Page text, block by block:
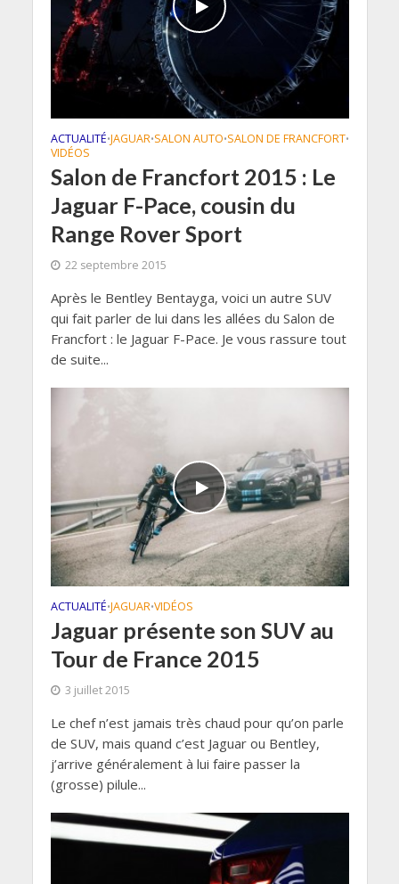
ACTUALITÉ•JAGUAR•SALON AUTO•SALON DE FRANCFORT•
VIDÉOS
Salon de Francfort 2015 : Le
Jaguar F-Pace, cousin du
Range Rover Sport
22 septembre 2015
Après le Bentley Bentayga, voici un autre SUV
qui fait parler de lui dans les allées du Salon de
Francfort : le Jaguar F-Pace. Je vous rassure tout
de suite...
ACTUALITÉ•JAGUAR•VIDÉOS
Jaguar présente son SUV au
Tour de France 2015
3 juillet 2015
Le chef n’est jamais très chaud pour qu’on parle
de SUV, mais quand c’est Jaguar ou Bentley,
j’arrive généralement à lui faire passer la
(grosse) pilule...